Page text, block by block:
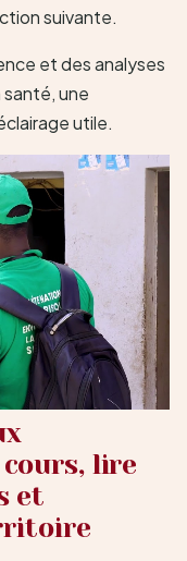
suivante.
et des analyses
santé, une
utile.
lire
et